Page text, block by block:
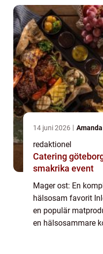
över m...
14 juni 2026
redaktionel
Catering göteborg smarta val
smakrika event
Mager ost: En
hälsosam favorit
en populär
en hälsosammare